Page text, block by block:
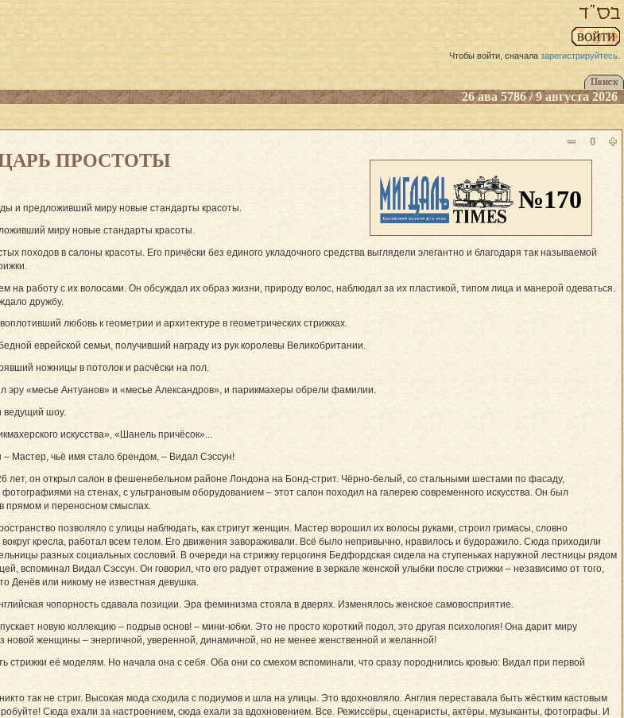
Чтобы войти, сначала зарегистрируйтесь.
26 ава 5786 / 9 августа 2026
0
№170
ПРОСТОТЫ
и предложивший миру новые стандарты красоты.
миру новые стандарты красоты.
походов в салоны красоты. Его причёски без единого укладочного средства выглядели элегантно и благодаря так называемой
работу с их волосами. Он обсуждал их образ жизни, природу волос, наблюдал за их пластикой, типом лица и манерой одеваться.
дружбу.
любовь к геометрии и архитектуре в геометрических стрижках.
еврейской семьи, получивший награду из рук королевы Великобритании.
ножницы в потолок и расчёски на пол.
эру «месье Антуанов» и «месье Александров», и парикмахеры обрели фамилии.
ведущий шоу.
искусства», «Шанель причёсок»...
– Мастер, чьё имя стало брендом, – Видал Сэссун!
лет, он открыл салон в фешенебельном районе Лондона на Бонд-стрит. Чёрно-белый, со стальными шестами по фасаду,
на стенах, с ультрановым оборудованием – этот салон походил на галерею современного искусства. Он был
прямом и переносном смыслах.
позволяло с улицы наблюдать, как стригут женщин. Мастер ворошил их волосы руками, строил гримасы, словно
кресла, работал всем телом. Его движения завораживали. Всё было непривычно, нравилось и будоражило. Сюда приходили
разных социальных сословий. В очереди на стрижку герцогиня Бедфордская сидела на ступеньках наружной лестницы рядом
вспоминал Видал Сэссун. Он говорил, что его радует отражение в зеркале женской улыбки после стрижки – независимо от того,
Денёв или никому не известная девушка.
чопорность сдавала позиции. Эра феминизма стояла в дверях. Изменялось женское самовосприятие.
новую коллекцию – подрыв основ! – мини-юбки. Это не просто короткий подол, это другая психология! Она дарит миру
новой женщины – энергичной, уверенной, динамичной, но не менее женственной и желанной!
стрижки её моделям. Но начала она с себя. Оба они со смехом вспоминали, что сразу породнились кровью: Видал при первой
так не стриг. Высокая мода сходила с подиумов и шла на улицы. Это вдохновляло. Англия переставала быть жёстким кастовым
Сюда ехали за настроением, сюда ехали за вдохновением. Все. Режиссёры, сценаристы, актёры, музыканты, фотографы. И